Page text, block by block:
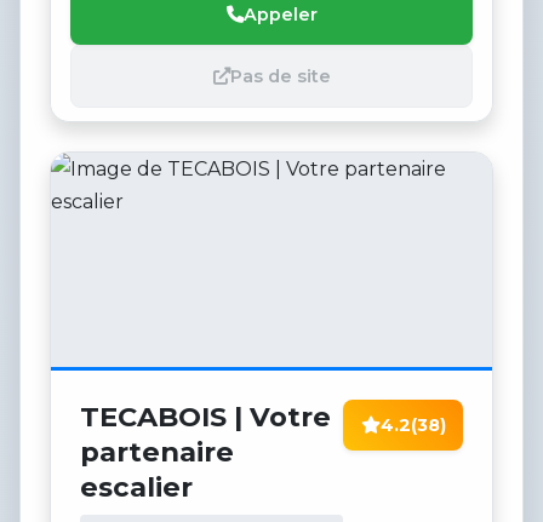
Appeler
Pas de site
TECABOIS | Votre
partenaire
escalier
4.2(38)